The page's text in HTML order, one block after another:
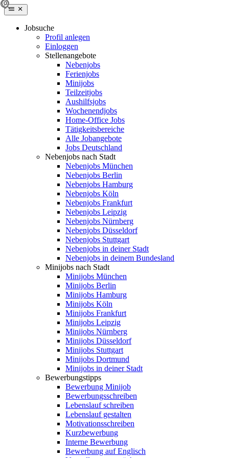
Jobsuche
Profil anlegen
Einloggen
Stellenangebote
Nebenjobs
Ferienjobs
Minijobs
Teilzeitjobs
Aushilfsjobs
Wochenendjobs
Home-Office Jobs
Tätigkeitsbereiche
Alle Jobangebote
Jobs Deutschland
Nebenjobs nach Stadt
Nebenjobs München
Nebenjobs Berlin
Nebenjobs Hamburg
Nebenjobs Köln
Nebenjobs Frankfurt
Nebenjobs Leipzig
Nebenjobs Nürnberg
Nebenjobs Düsseldorf
Nebenjobs Stuttgart
Nebenjobs in deiner Stadt
Nebenjobs in deinem Bundesland
Minijobs nach Stadt
Minijobs München
Minijobs Berlin
Minijobs Hamburg
Minijobs Köln
Minijobs Frankfurt
Minijobs Leipzig
Minijobs Nürnberg
Minijobs Düsseldorf
Minijobs Stuttgart
Minijobs Dortmund
Minijobs in deiner Stadt
Bewerbungstipps
Bewerbung Minijob
Bewerbungsschreiben
Lebenslauf schreiben
Lebenslauf gestalten
Motivationsschreiben
Kurzbewerbung
Interne Bewerbung
Bewerbung auf Englisch